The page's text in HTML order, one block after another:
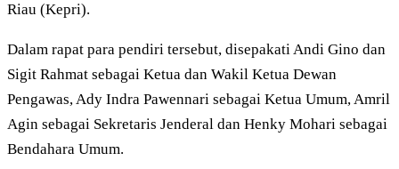
Riau (Kepri).
Dalam rapat para pendiri tersebut, disepakati Andi Gino dan
Sigit Rahmat sebagai Ketua dan Wakil Ketua Dewan
Pengawas, Ady Indra Pawennari sebagai Ketua Umum, Amril
Agin sebagai Sekretaris Jenderal dan Henky Mohari sebagai
Bendahara Umum.